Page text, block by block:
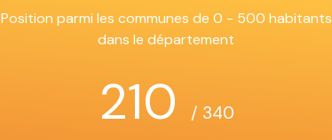
Position parmi les communes de 0 - 500 habitants
dans le département
210 / 340